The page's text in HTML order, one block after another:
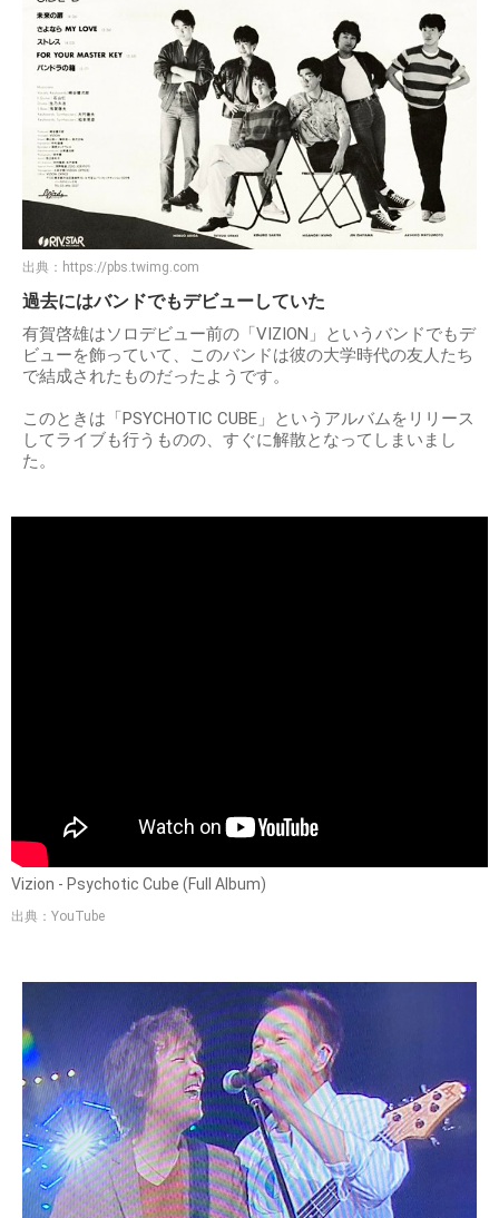
出典： https://pbs.twimg.com
過去にはバンドでもデビューしていた
有賀啓雄はソロデビュー前の「VIZION」というバンドでもデ
ビューを飾っていて、このバンドは彼の大学時代の友人たち
で結成されたものだったようです。
このときは「PSYCHOTIC CUBE」というアルバムをリリース
してライブも行うものの、すぐに解散となってしまいまし
た。
Vizion - Psychotic Cube (Full Album)
出典：YouTube